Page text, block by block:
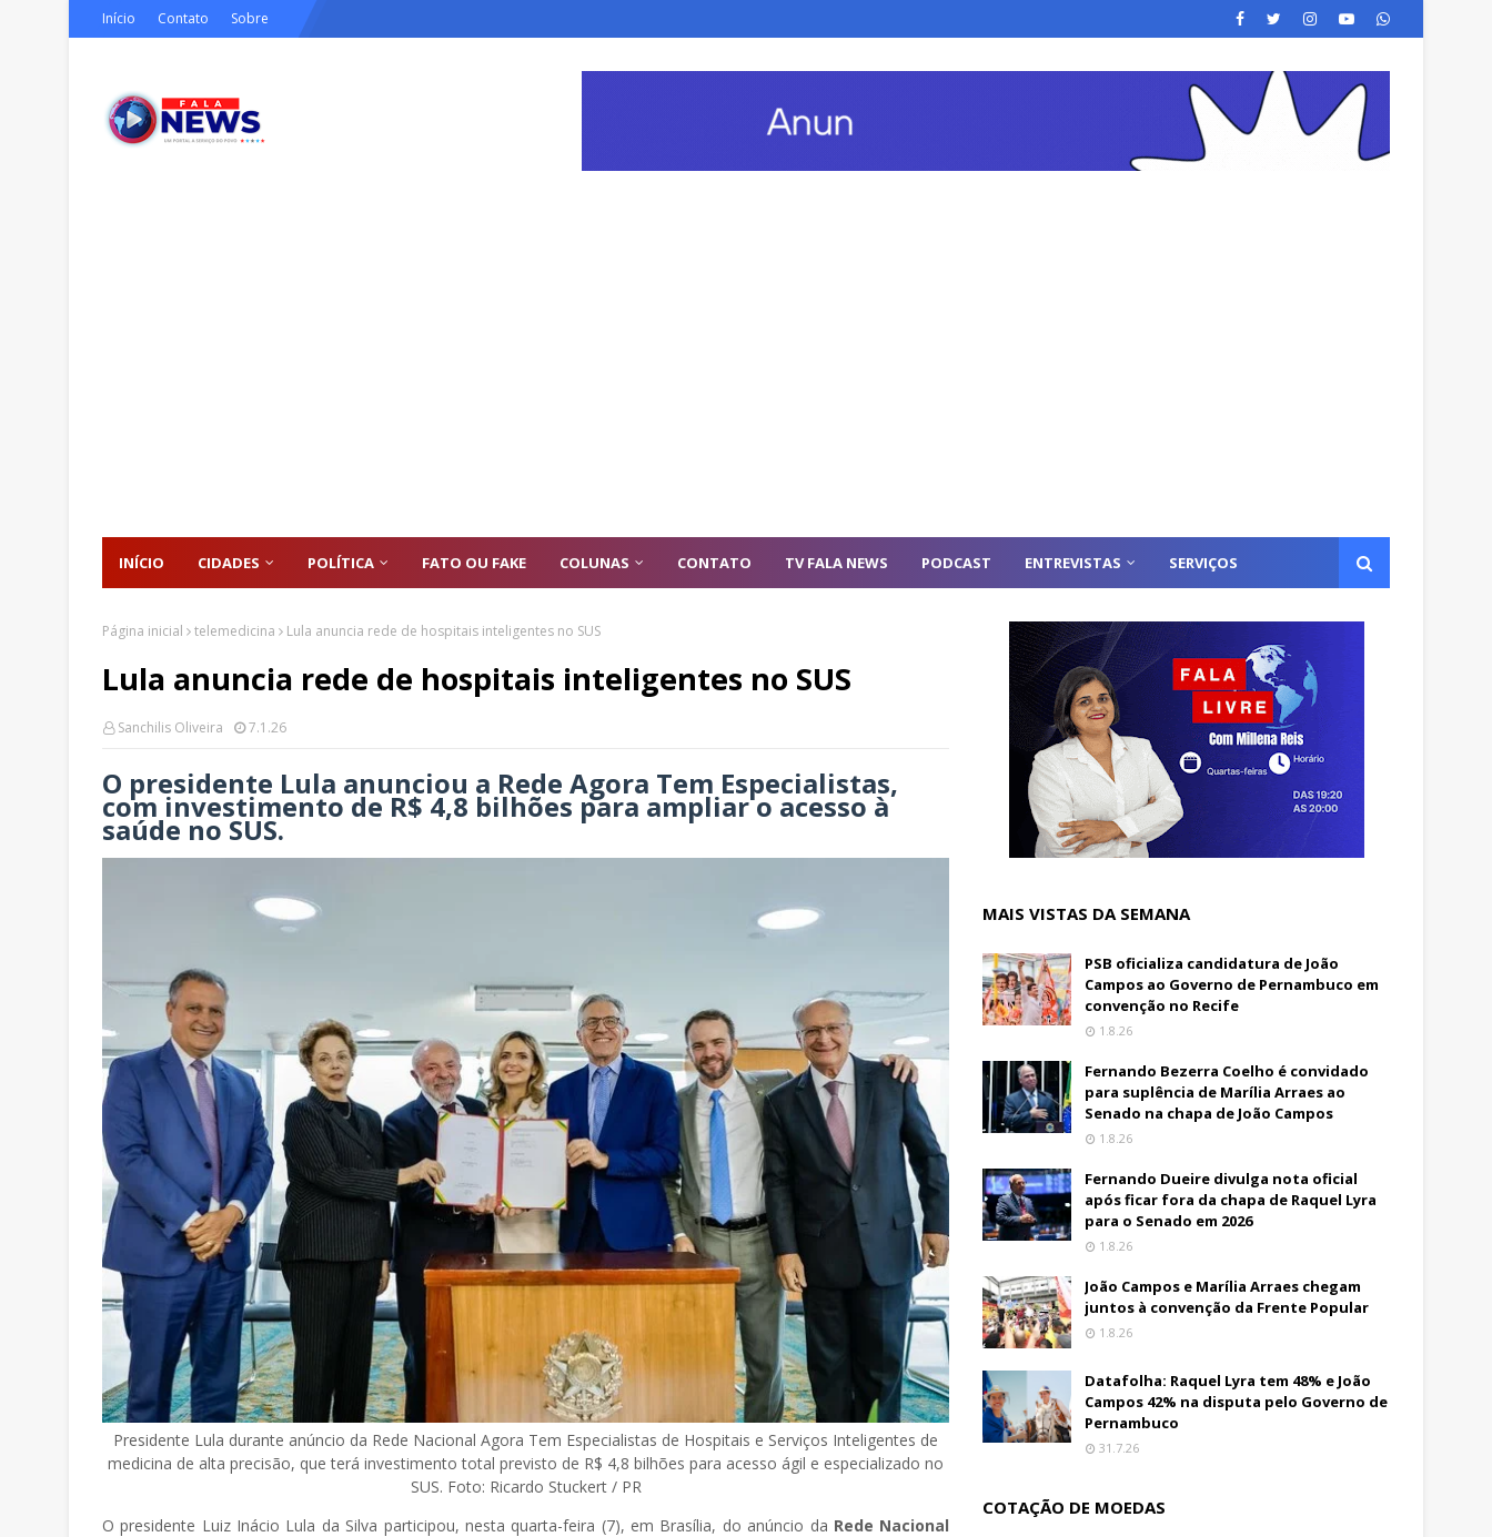
Início Contato Sobre
INÍCIO CIDADES POLÍTICA FATO OU FAKE COLUNAS CONTATO TV FALA NEWS PODCAST ENTREVISTAS SERVIÇOS
Página inicial telemedicina Lula anuncia rede de hospitais inteligentes no SUS
Lula anuncia rede de hospitais inteligentes no SUS
Sanchilis Oliveira 7.1.26
O presidente Lula anunciou a Rede Agora Tem Especialistas,
com investimento de R$ 4,8 bilhões para ampliar o acesso à
saúde no SUS.
Presidente Lula durante anúncio da Rede Nacional Agora Tem Especialistas de Hospitais e Serviços Inteligentes de
medicina de alta precisão, que terá investimento total previsto de R$ 4,8 bilhões para acesso ágil e especializado no
SUS. Foto: Ricardo Stuckert / PR
O presidente Luiz Inácio Lula da Silva participou, nesta quarta-feira (7), em Brasília, do anúncio da Rede Nacional
MAIS VISTAS DA SEMANA
PSB oficializa candidatura de João
Campos ao Governo de Pernambuco em
convenção no Recife
1.8.26
Fernando Bezerra Coelho é convidado
para suplência de Marília Arraes ao
Senado na chapa de João Campos
1.8.26
Fernando Dueire divulga nota oficial
após ficar fora da chapa de Raquel Lyra
para o Senado em 2026
1.8.26
João Campos e Marília Arraes chegam
juntos à convenção da Frente Popular
1.8.26
Datafolha: Raquel Lyra tem 48% e João
Campos 42% na disputa pelo Governo de
Pernambuco
31.7.26
COTAÇÃO DE MOEDAS